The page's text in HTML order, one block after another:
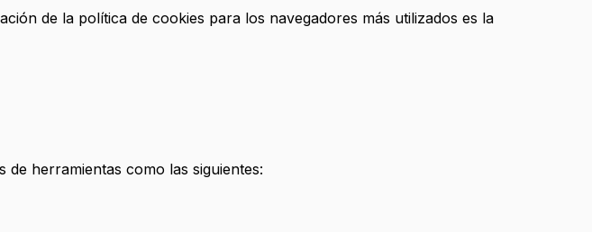
de la política de cookies para los navegadores más utilizados es la
herramientas como las siguientes: